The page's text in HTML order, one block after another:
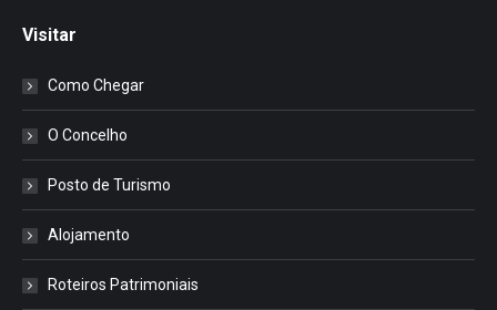
Visitar
Como Chegar
O Concelho
Posto de Turismo
Alojamento
Roteiros Patrimoniais